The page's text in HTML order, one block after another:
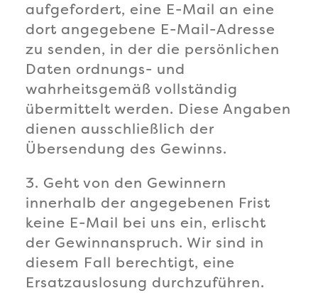
aufgefordert, eine E-Mail an eine
dort angegebene E-Mail-Adresse
zu senden, in der die persönlichen
Daten ordnungs- und
wahrheitsgemäß vollständig
übermittelt werden. Diese Angaben
dienen ausschließlich der
Übersendung des Gewinns.
3. Geht von den Gewinnern
innerhalb der angegebenen Frist
keine E-Mail bei uns ein, erlischt
der Gewinnanspruch. Wir sind in
diesem Fall berechtigt, eine
Ersatzauslosung durchzuführen.